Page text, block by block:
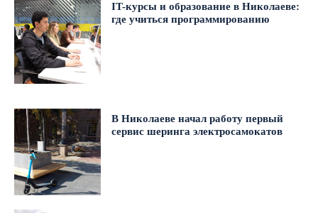
IT-курсы и образование в Николаеве:
где учиться программированию
В Николаеве начал работу первый
сервис шеринга электросамокатов